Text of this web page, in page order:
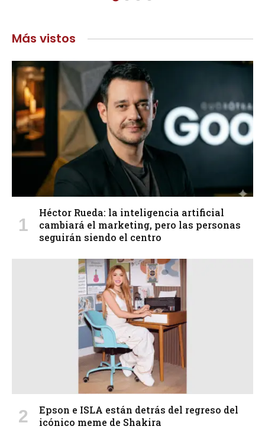
Más vistos
Héctor Rueda: la inteligencia artificial
cambiará el marketing, pero las personas
seguirán siendo el centro
Epson e ISLA están detrás del regreso del
icónico meme de Shakira